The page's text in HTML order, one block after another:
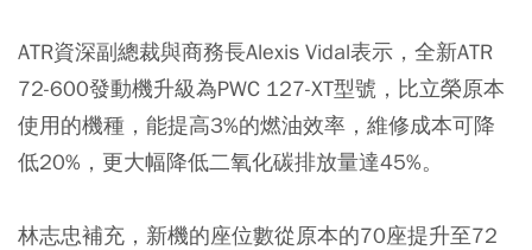
ATR資深副總裁與商務長Alexis Vidal表示，全新ATR
72-600發動機升級為PWC 127-XT型號，比立榮原本
使用的機種，能提高3%的燃油效率，維修成本可降
低20%，更大幅降低二氧化碳排放量達45%。
林志忠補充，新機的座位數從原本的70座提升至72